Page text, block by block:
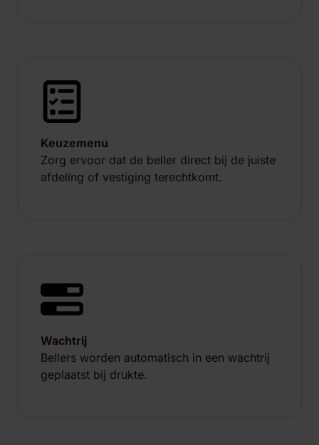
Keuzemenu
Zorg ervoor dat de beller direct bij de juiste
afdeling of vestiging terechtkomt.
Wachtrij
Bellers worden automatisch in een wachtrij
geplaatst bij drukte.